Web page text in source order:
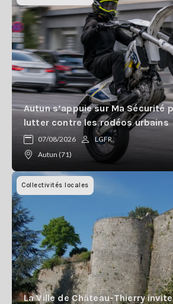
Autun s’appuie sur Ma Sécurité
lutter contre les rodéos urbains
07/08/2026
LGFR
Autun (71)
Collectivités locales
La Ville de Château-Thierry